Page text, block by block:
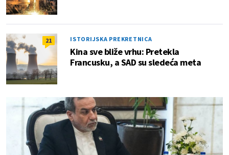
21 ISTORIJSKA PREKRETNICA
Kina sve bliže vrhu: Pretekla
Francusku, a SAD su sledeća meta